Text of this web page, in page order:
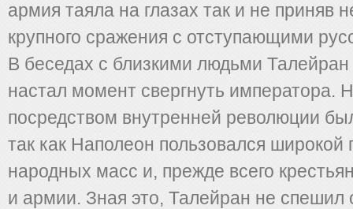
армия таяла на глазах так и не приняв
крупного сражения с отступающими
В беседах с близкими людьми Талейран
настал момент свергнуть императора.
посредством внутренней революции
так как Наполеон пользовался широкой
народных масс и, прежде всего
и армии. Зная это, Талейран не спешил